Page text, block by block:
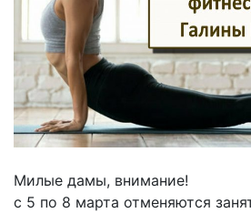
Милые дамы, внимание!
с 5 по 8 марта отменяются